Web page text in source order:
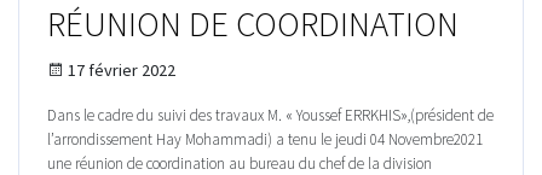
RÉUNION DE COORDINATION
17 février 2022
Dans le cadre du suivi des travaux M. « Youssef ERRKHIS»,(président de
l’arrondissement Hay Mohammadi) a tenu le jeudi 04 Novembre2021
une réunion de coordination au bureau du chef de la division